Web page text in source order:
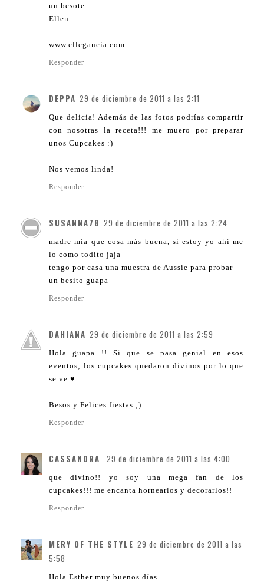
un besote
Ellen
www.ellegancia.com
Responder
DEPPA 29 de diciembre de 2011 a las 2:11
Que delicia! Además de las fotos podrías compartir
con nosotras la receta!!! me muero por preparar
unos Cupcakes :)
Nos vemos linda!
Responder
SUSANNA78 29 de diciembre de 2011 a las 2:24
madre mía que cosa más buena, si estoy yo ahí me
lo como todito jaja
tengo por casa una muestra de Aussie para probar
un besito guapa
Responder
DAHIANA 29 de diciembre de 2011 a las 2:59
Hola guapa !! Si que se pasa genial en esos
eventos; los cupcakes quedaron divinos por lo que
se ve ♥
Besos y Felices fiestas ;)
Responder
CASSANDRA 29 de diciembre de 2011 a las 4:00
que divino!! yo soy una mega fan de los
cupcakes!!! me encanta hornearlos y decorarlos!!
Responder
MERY OF THE STYLE 29 de diciembre de 2011 a las
5:58
Hola Esther muy buenos días...